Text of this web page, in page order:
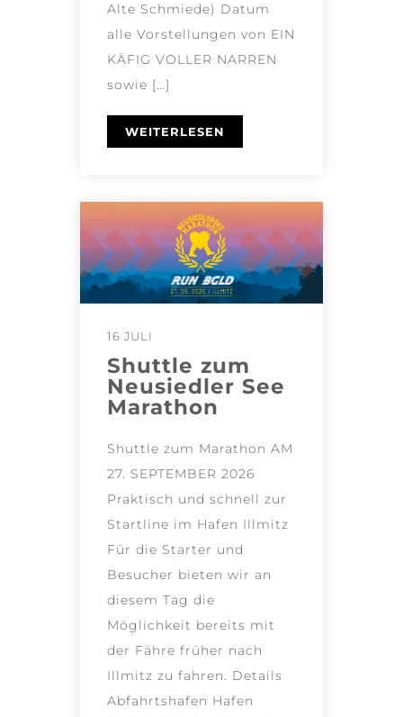
Alte Schmiede) Datum
alle Vorstellungen von EIN
KÄFIG VOLLER NARREN
sowie […]
WEITERLESEN
16 JULI
Shuttle zum
Neusiedler See
Marathon
Shuttle zum Marathon AM
27. SEPTEMBER 2026
Praktisch und schnell zur
Startline im Hafen Illmitz
Für die Starter und
Besucher bieten wir an
diesem Tag die
Möglichkeit bereits mit
der Fähre früher nach
Illmitz zu fahren. Details
Abfahrtshafen Hafen